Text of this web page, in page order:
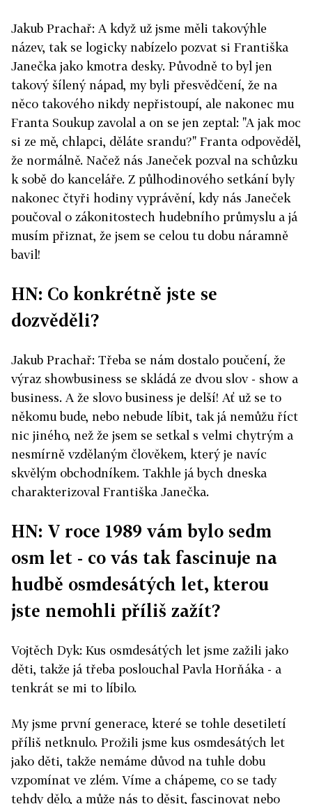
Jakub Prachař: A když už jsme měli takovýhle
název, tak se logicky nabízelo pozvat si Františka
Janečka jako kmotra desky. Původně to byl jen
takový šílený nápad, my byli přesvědčení, že na
něco takového nikdy nepřistoupí, ale nakonec mu
Franta Soukup zavolal a on se jen zeptal: "A jak moc
si ze mě, chlapci, děláte srandu?" Franta odpověděl,
že normálně. Načež nás Janeček pozval na schůzku
k sobě do kanceláře. Z půlhodinového setkání byly
nakonec čtyři hodiny vyprávění, kdy nás Janeček
poučoval o zákonitostech hudebního průmyslu a já
musím přiznat, že jsem se celou tu dobu náramně
bavil!
HN: Co konkrétně jste se
dozvěděli?
Jakub Prachař: Třeba se nám dostalo poučení, že
výraz showbusiness se skládá ze dvou slov - show a
business. A že slovo business je delší! Ať už se to
někomu bude, nebo nebude líbit, tak já nemůžu říct
nic jiného, než že jsem se setkal s velmi chytrým a
nesmírně vzdělaným člověkem, který je navíc
skvělým obchodníkem. Takhle já bych dneska
charakterizoval Františka Janečka.
HN: V roce 1989 vám bylo sedm
osm let - co vás tak fascinuje na
hudbě osmdesátých let, kterou
jste nemohli příliš zažít?
Vojtěch Dyk: Kus osmdesátých let jsme zažili jako
děti, takže já třeba poslouchal Pavla Horňáka - a
tenkrát se mi to líbilo.
My jsme první generace, které se tohle desetiletí
příliš netknulo. Prožili jsme kus osmdesátých let
jako děti, takže nemáme důvod na tuhle dobu
vzpomínat ve zlém. Víme a chápeme, co se tady
tehdy dělo, a může nás to děsit, fascinovat nebo